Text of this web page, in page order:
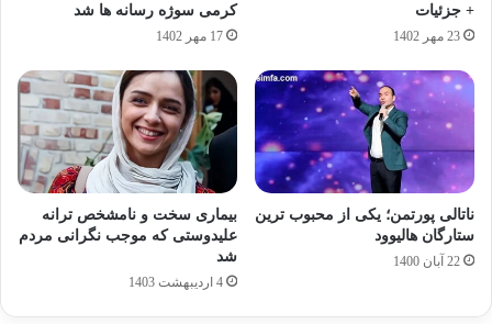
+ جزئیات
23 مهر 1402
کرمی سوژه رسانه ها شد
17 مهر 1402
ناتالی پورتمن؛ یکی از محبوب ترین
ستارگان هالیوود
22 آبان 1400
بیماری سخت و نامشخص ترانه
علیدوستی که موجب نگرانی مردم
شد
4 اردیبهشت 1403